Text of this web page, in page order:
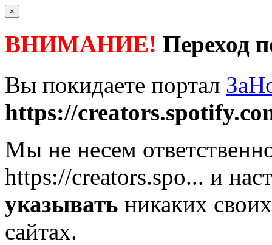
×
ВНИМАНИЕ! Переход
Вы покидаете портал
https://
Мы не несем
https://creators.spo... и
указывать никаких
сайтах.